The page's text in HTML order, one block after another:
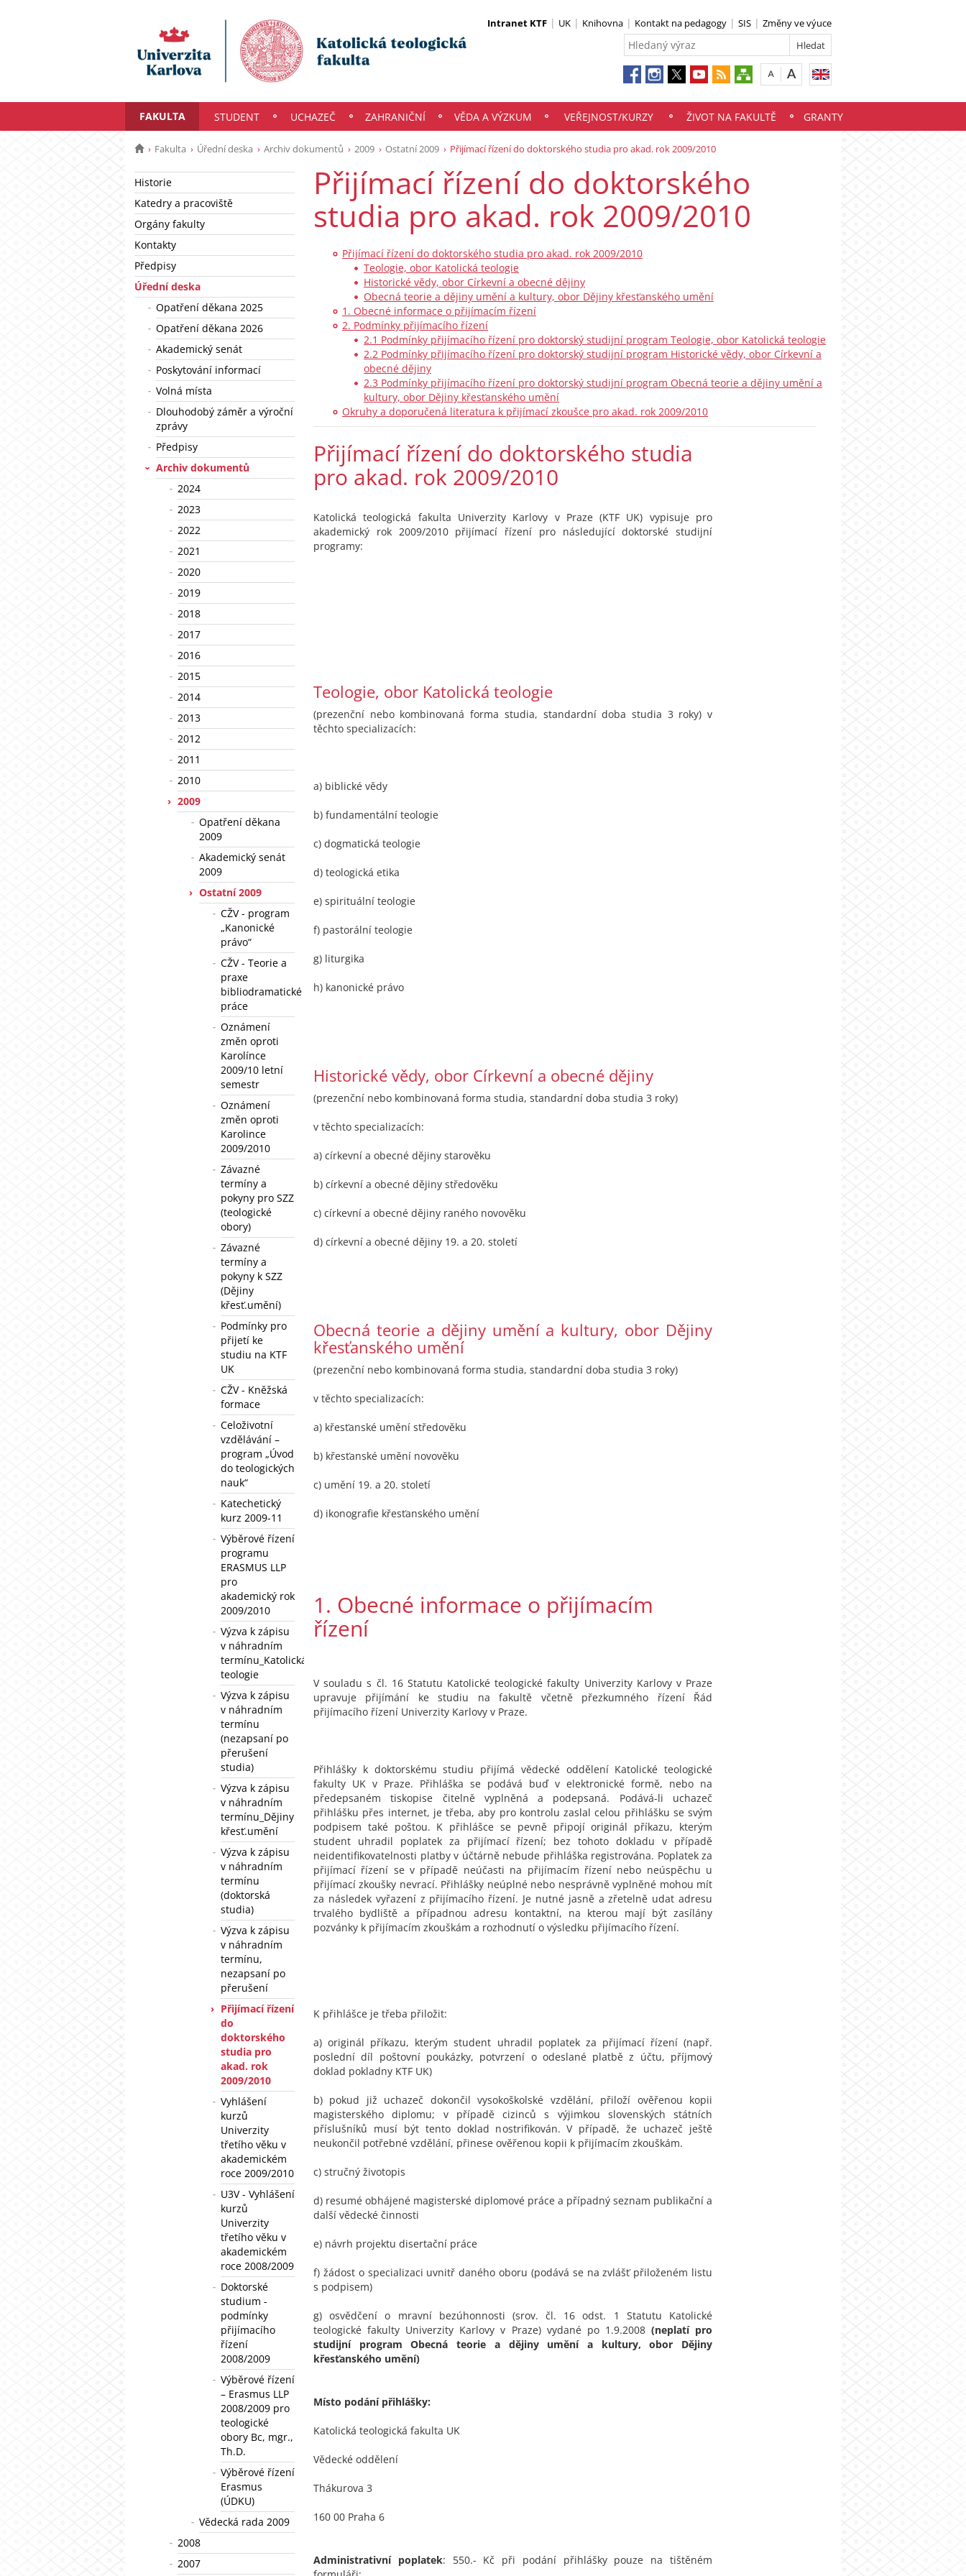
Intranet KTF UK Knihovna Kontakt na pedagogy SIS Změny ve výuce
FAKULTA STUDENT UCHAZEČ ZAHRANIČNÍ VĚDA A VÝZKUM VEŘEJNOST/KURZY ŽIVOT NA FAKULTĚ GRANTY
Fakulta Úřední deska Archiv dokumentů 2009 Ostatní 2009 Přijímací řízení do doktorského studia pro akad. rok 2009/2010
Historie
Katedry a pracoviště
Orgány fakulty
Kontakty
Předpisy
Úřední deska
Opatření děkana 2025
Opatření děkana 2026
Akademický senát
Poskytování informací
Volná místa
Dlouhodobý záměr a výroční
zprávy
Předpisy
Archiv dokumentů
2024
2023
2022
2021
2020
2019
2018
2017
2016
2015
2014
2013
2012
2011
2010
2009
Opatření děkana
2009
Akademický senát
2009
Ostatní 2009
CŽV - program
„Kanonické
právo“
CŽV - Teorie a
praxe
bibliodramatické
práce
Oznámení
změn oproti
Karolínce
2009/10 letní
semestr
Oznámení
změn oproti
Karolince
2009/2010
Závazné
termíny a
pokyny pro SZZ
(teologické
obory)
Závazné
termíny a
pokyny k SZZ
(Dějiny
křesť.umění)
Podmínky pro
přijetí ke
studiu na KTF
UK
CŽV - Kněžská
formace
Celoživotní
vzdělávání –
program „Úvod
do teologických
nauk“
Katechetický
kurz 2009-11
Výběrové řízení
programu
ERASMUS LLP
pro
akademický rok
2009/2010
Výzva k zápisu
v náhradním
termínu_Katolická
teologie
Výzva k zápisu
v náhradním
termínu
(nezapsaní po
přerušení
studia)
Výzva k zápisu
v náhradním
termínu_Dějiny
křesť.umění
Výzva k zápisu
v náhradním
termínu
(doktorská
studia)
Výzva k zápisu
v náhradním
termínu,
nezapsaní po
přerušení
Přijímací řízení
do
doktorského
studia pro
akad. rok
2009/2010
Vyhlášení
kurzů
Univerzity
třetího věku v
akademickém
roce 2009/2010
U3V - Vyhlášení
kurzů
Univerzity
třetího věku v
akademickém
roce 2008/2009
Doktorské
studium -
podmínky
přijímacího
řízení
2008/2009
Výběrové řízení
– Erasmus LLP
2008/2009 pro
teologické
obory Bc, mgr.,
Th.D.
Výběrové řízení
Erasmus
(ÚDKU)
Vědecká rada 2009
2008
2007
Přijímací řízení do doktorského
studia pro akad. rok 2009/2010
Přijímací řízení do doktorského studia pro akad. rok 2009/2010
Teologie, obor Katolická teologie
Historické vědy, obor Církevní a obecné dějiny
Obecná teorie a dějiny umění a kultury, obor Dějiny křesťanského umění
1. Obecné informace o přijímacím řízení
2. Podmínky přijímacího řízení
2.1 Podmínky přijímacího řízení pro doktorský studijní program Teologie, obor Katolická teologie
2.2 Podmínky přijímacího řízení pro doktorský studijní program Historické vědy, obor Církevní a
obecné dějiny
2.3 Podmínky přijímacího řízení pro doktorský studijní program Obecná teorie a dějiny umění a
kultury, obor Dějiny křesťanského umění
Okruhy a doporučená literatura k přijímací zkoušce pro akad. rok 2009/2010
Přijímací řízení do doktorského studia
pro akad. rok 2009/2010
Katolická teologická fakulta Univerzity Karlovy v Praze (KTF UK) vypisuje pro
akademický rok 2009/2010 přijímací řízení pro následující doktorské studijní
programy:
Teologie, obor Katolická teologie
(prezenční nebo kombinovaná forma studia, standardní doba studia 3 roky) v
těchto specializacích:
a) biblické vědy
b) fundamentální teologie
c) dogmatická teologie
d) teologická etika
e) spirituální teologie
f) pastorální teologie
g) liturgika
h) kanonické právo
Historické vědy, obor Církevní a obecné dějiny
(prezenční nebo kombinovaná forma studia, standardní doba studia 3 roky)
v těchto specializacích:
a) církevní a obecné dějiny starověku
b) církevní a obecné dějiny středověku
c) církevní a obecné dějiny raného novověku
d) církevní a obecné dějiny 19. a 20. století
Obecná teorie a dějiny umění a kultury, obor Dějiny
křesťanského umění
(prezenční nebo kombinovaná forma studia, standardní doba studia 3 roky)
v těchto specializacích:
a) křesťanské umění středověku
b) křesťanské umění novověku
c) umění 19. a 20. století
d) ikonografie křesťanského umění
1. Obecné informace o přijímacím
řízení
V souladu s čl. 16 Statutu Katolické teologické fakulty Univerzity Karlovy v Praze
upravuje přijímání ke studiu na fakultě včetně přezkumného řízení Řád
přijímacího řízení Univerzity Karlovy v Praze.
Přihlášky k doktorskému studiu přijímá vědecké oddělení Katolické teologické
fakulty UK v Praze. Přihláška se podává buď v elektronické formě, nebo na
předepsaném tiskopise čitelně vyplněná a podepsaná. Podává-li uchazeč
přihlášku přes internet, je třeba, aby pro kontrolu zaslal celou přihlášku se svým
podpisem také poštou. K přihlášce se pevně připojí originál příkazu, kterým
student uhradil poplatek za přijímací řízení; bez tohoto dokladu v případě
neidentifikovatelnosti platby v účtárně nebude přihláška registrována. Poplatek za
přijímací řízení se v případě neúčasti na přijímacím řízení nebo neúspěchu u
přijímací zkoušky nevrací. Přihlášky neúplné nebo nesprávně vyplněné mohou mít
za následek vyřazení z přijímacího řízení. Je nutné jasně a zřetelně udat adresu
trvalého bydliště a případnou adresu kontaktní, na kterou mají být zasílány
pozvánky k přijímacím zkouškám a rozhodnutí o výsledku přijímacího řízení.
K přihlášce je třeba přiložit:
a) originál příkazu, kterým student uhradil poplatek za přijímací řízení (např.
poslední díl poštovní poukázky, potvrzení o odeslané platbě z účtu, příjmový
doklad pokladny KTF UK)
b) pokud již uchazeč dokončil vysokoškolské vzdělání, přiloží ověřenou kopii
magisterského diplomu; v případě cizinců s výjimkou slovenských státních
příslušníků musí být tento doklad nostrifikován. V případě, že uchazeč ještě
neukončil potřebné vzdělání, přinese ověřenou kopii k přijímacím zkouškám.
c) stručný životopis
d) resumé obhájené magisterské diplomové práce a případný seznam publikační a
další vědecké činnosti
e) návrh projektu disertační práce
f) žádost o specializaci uvnitř daného oboru (podává se na zvlášť přiloženém listu
s podpisem)
g) osvědčení o mravní bezúhonnosti (srov. čl. 16 odst. 1 Statutu Katolické
teologické fakulty Univerzity Karlovy v Praze) vydané po 1.9.2008 (neplatí pro
studijní program Obecná teorie a dějiny umění a kultury, obor Dějiny
křesťanského umění)
Místo podání přihlášky:
Katolická teologická fakulta UK
Vědecké oddělení
Thákurova 3
160 00 Praha 6
Administrativní poplatek: 550.- Kč při podání přihlášky pouze na tištěném